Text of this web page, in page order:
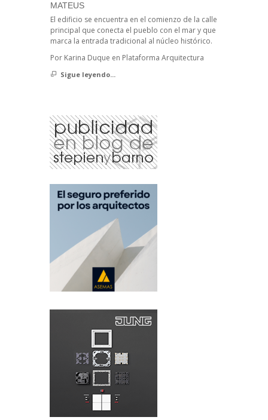
MATEUS
El edificio se encuentra en el comienzo de la calle
principal que conecta el pueblo con el mar y que
marca la entrada tradicional al núcleo histórico.
Por Karina Duque en Plataforma Arquitectura
Sigue leyendo...